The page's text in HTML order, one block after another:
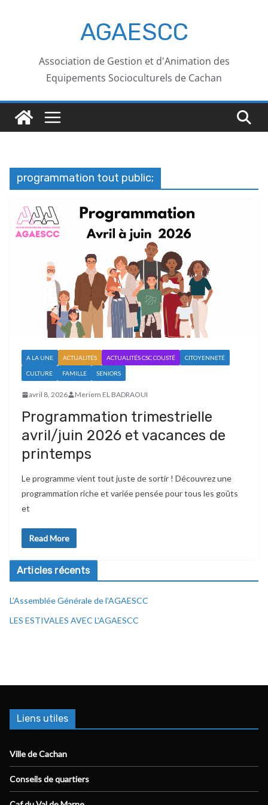
AGAESCC
Association de Gestion et d'Animation des
Equipements Socioculturels de Cachan
programmation tout public;
A LA UNE ACTUALITÉS ACTUALITÉS CSC COUSTÉ CITOYENNETÉ
CULTURE FAMILLE SENIORS
avril 8, 2026 Meriem EL BADRAOUI
Programmation trimestrielle
avril/juin 2026 et vacances de
printemps
Le programme vient tout juste de sortir ! Découvrez une
programmation riche et variée pensée pour tous les goûts
et
Read More
Articles récents
L’Assemblée Générale de l’AGAESCC
LES ESTIVALES AVEC L’AGAESCC
Liens utiles
Ville de Cachan
Conseils de quartiers